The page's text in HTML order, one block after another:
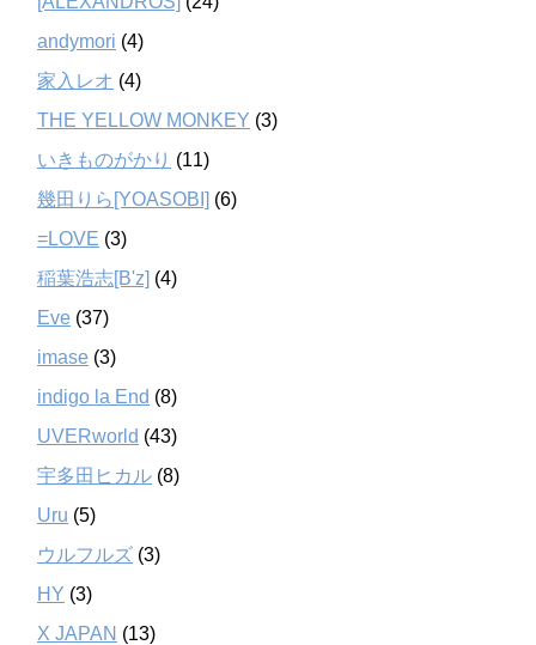
andymori (4)
家入レオ (4)
THE YELLOW MONKEY (3)
いきものがかり (11)
幾田りら[YOASOBI] (6)
=LOVE (3)
稲葉浩志[B'z] (4)
Eve (37)
imase (3)
indigo la End (8)
UVERworld (43)
宇多田ヒカル (8)
Uru (5)
ウルフルズ (3)
HY (3)
X JAPAN (13)